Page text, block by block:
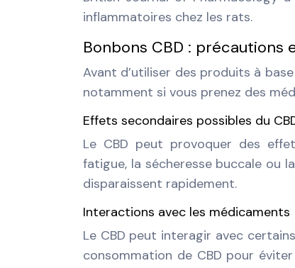
inflammatoires chez les rats.
Bonbons CBD : précautions
Avant d’utiliser des produits à
notamment si vous prenez des
Effets secondaires possibles du
Le CBD peut provoquer des
fatigue, la sécheresse buccale ou
disparaissent rapidement.
Interactions avec les médicaments
Le CBD peut interagir avec
consommation de CBD pour